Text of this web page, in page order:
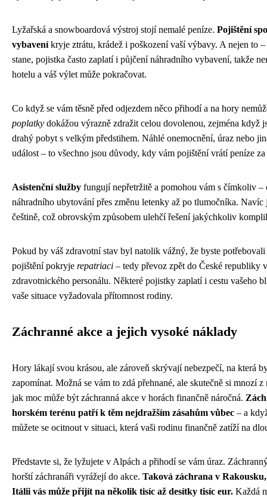
Lyžařská a snowboardová výstroj stojí nemalé peníze. Pojištění
vybaveníkryje ztrátu, krádež i poškození vaší výbavy. A nejen to –
stane, pojistka často zaplatí i půjčení náhradního vybavení, takže
hotelu a váš výlet může pokračovat.
Co když se vám těsně před odjezdem něco přihodí a na hory
poplatky dokážou výrazně zdražit celou dovolenou, zejména když
drahý pobyt s velkým předstihem. Náhlé onemocnění, úraz nebo
událost – to všechno jsou důvody, kdy vám pojištění vrátí peníze
Asistenční služby fungují nepřetržitě a pomohou vám s čímkoliv –
náhradního ubytování přes změnu letenky až po tlumočníka. Navíc
češtině, což obrovským způsobem ulehčí řešení jakýchkoliv
Pokud by váš zdravotní stav byl natolik vážný, že byste
pojištění pokryje repatriaci – tedy převoz zpět do České republiky
zdravotnického personálu. Některé pojistky zaplatí i cestu vašeho
vaše situace vyžadovala přítomnost rodiny.
Záchranné akce a jejich vysoké náklady
Hory lákají svou krásou, ale zároveň skrývají nebezpečí, na která
zapomínat. Možná se vám to zdá přehnané, ale skutečně si mnozí
jak moc může být záchranná akce v horách finančně náročná.
horském terénu patří k těm nejdražším zásahům vůbec – a
můžete se ocitnout v situaci, která vaši rodinu finančně zatíží na
Představte si, že lyžujete v Alpách a přihodí se vám úraz.
horští záchranáři vyrážejí do akce. Taková záchrana v
Itálii vás může přijít na několik tisíc až desítky tisíc eur. Každá